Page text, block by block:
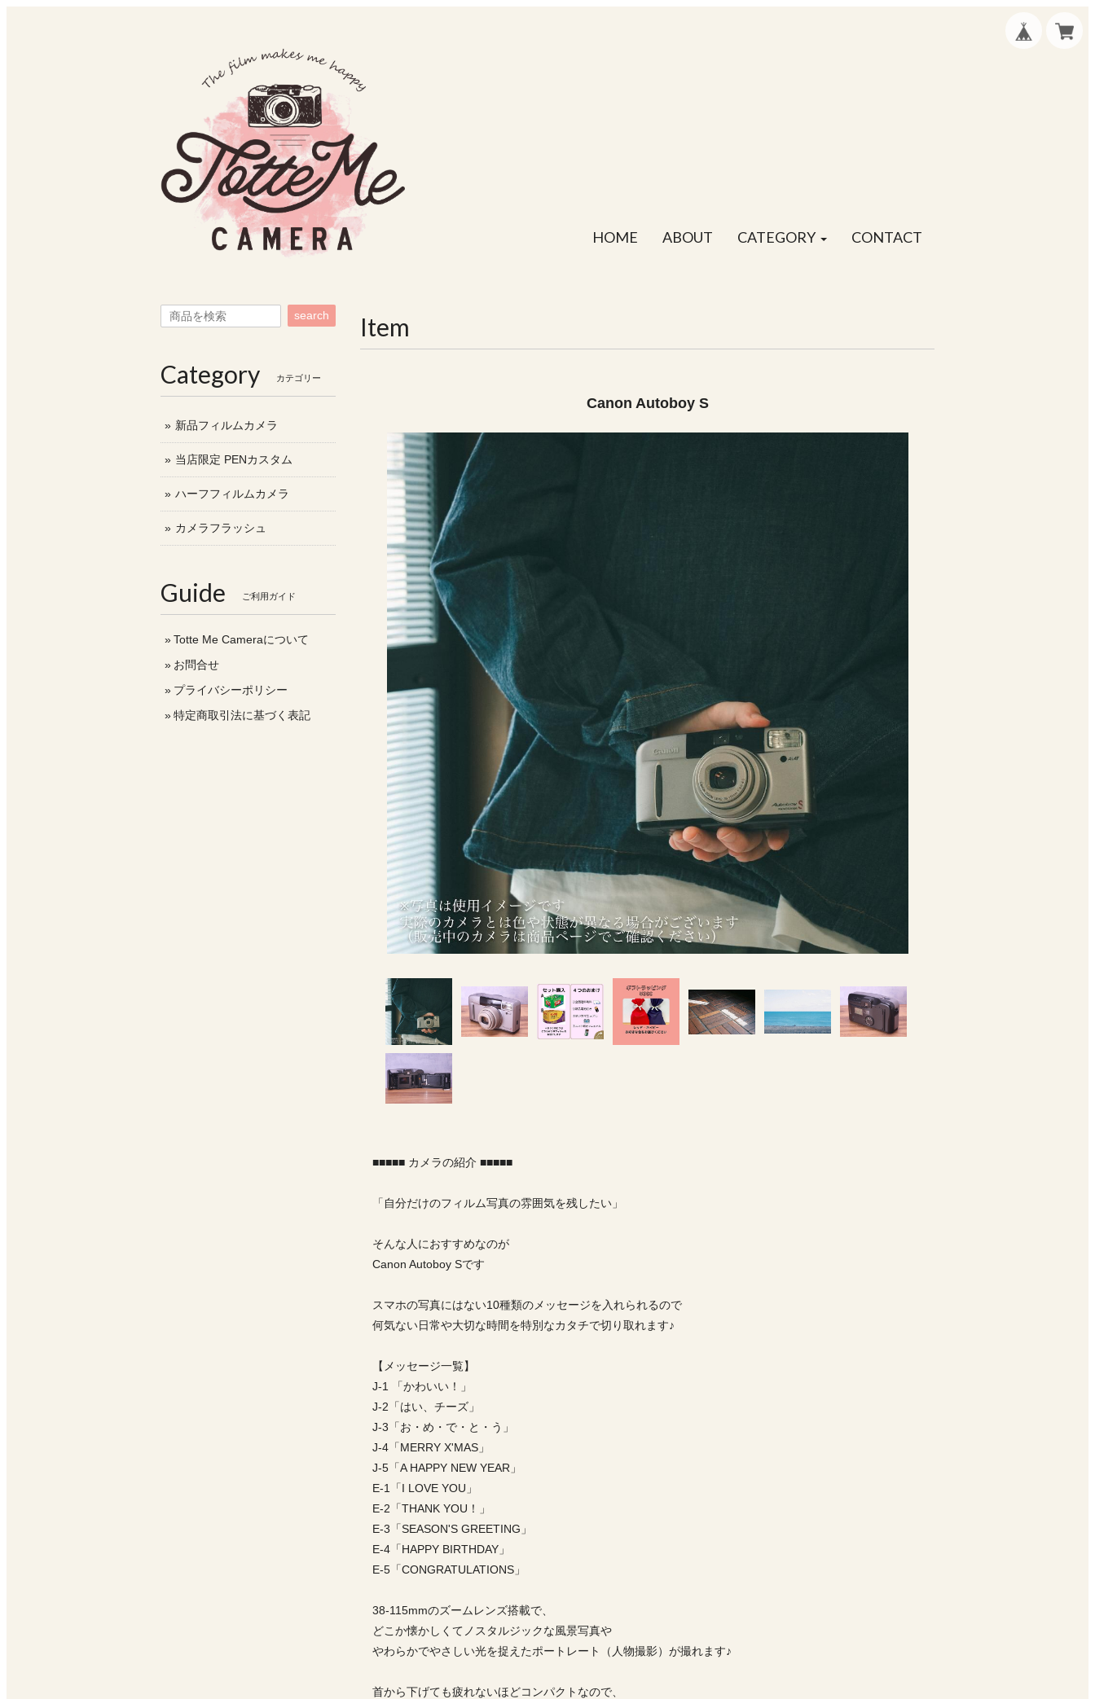
HOME ABOUT CATEGORY CONTACT
Item
Canon Autoboy S
■■■■■ カメラの紹介 ■■■■■
「自分だけのフィルム写真の雰囲気を残したい」
そんな人におすすめなのが
Canon Autoboy Sです
スマホの写真にはない10種類のメッセージを入れられるので
何気ない日常や大切な時間を特別なカタチで切り取れます♪
【メッセージ一覧】
J-1 「かわいい！」
J-2「はい、チーズ」
J-3「お・め・で・と・う」
J-4「MERRY X'MAS」
J-5「A HAPPY NEW YEAR」
E-1「I LOVE YOU」
E-2「THANK YOU！」
E-3「SEASON'S GREETING」
E-4「HAPPY BIRTHDAY」
E-5「CONGRATULATIONS」
38-115mmのズームレンズ搭載で、
どこか懐かしくてノスタルジックな風景写真や
やわらかでやさしい光を捉えたポートレート（人物撮影）が撮れます♪
首から下げても疲れないほどコンパクトなので、
search
Category カテゴリー
新品フィルムカメラ
当店限定 PENカスタム
ハーフフィルムカメラ
カメラフラッシュ
Guide ご利用ガイド
Totte Me Cameraについて
お問合せ
プライバシーポリシー
特定商取引法に基づく表記